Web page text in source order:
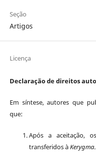
Seção
Artigos
Licença
Declaração de direitos
Em síntese, autores que
que:
Após a aceitação,
transferidos àKerygma.